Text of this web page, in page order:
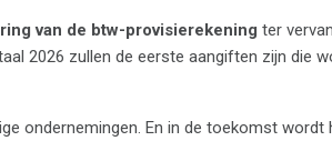
van de btw-provisierekening ter
2026 zullen de eerste aangiften zijn die
ondernemingen. En in de toekomst wordt